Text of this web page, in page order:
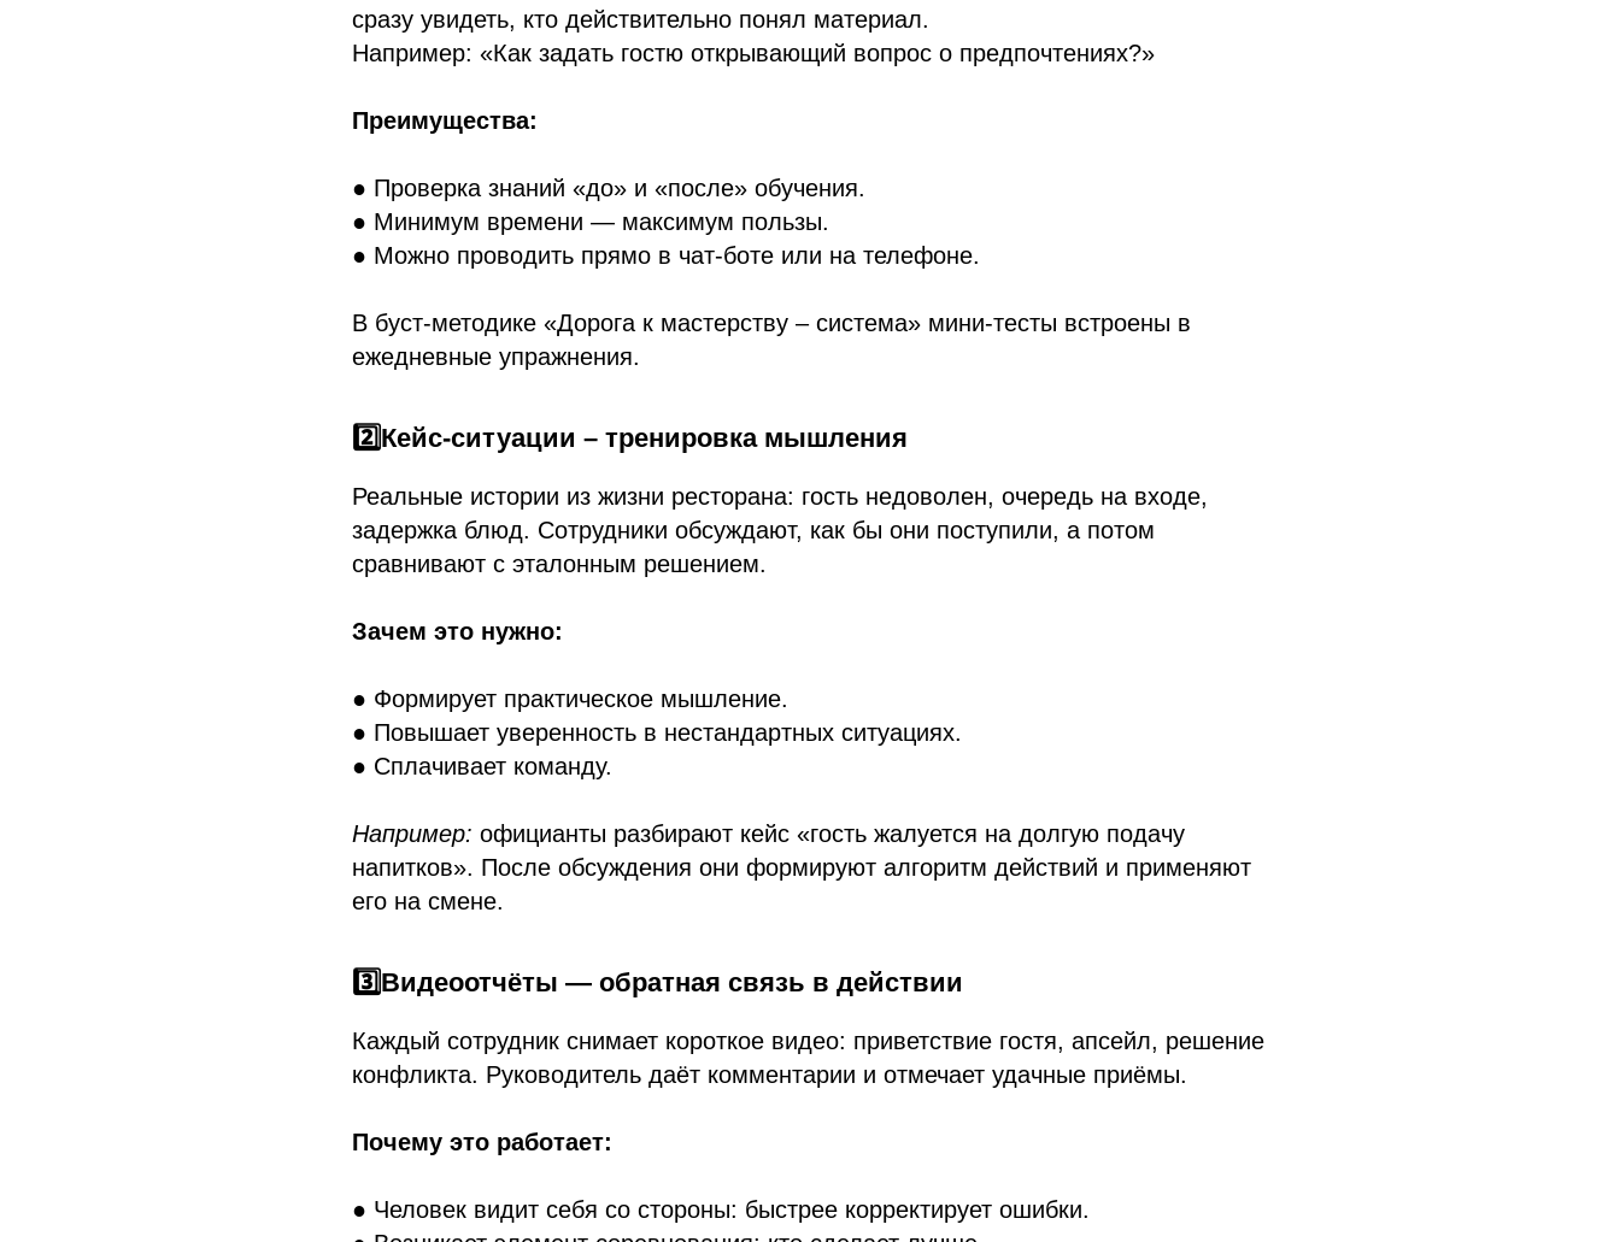
сразу увидеть, кто действительно понял материал.
Например: «Как задать гостю открывающий вопрос о предпочтениях?»
Преимущества:
● Проверка знаний «до» и «после» обучения.
● Минимум времени — максимум пользы.
● Можно проводить прямо в чат-боте или на телефоне.
В буст-методике «Дорога к мастерству – система» мини-тесты встроены в
ежедневные упражнения.
2️⃣Кейс-ситуации – тренировка мышления
Реальные истории из жизни ресторана: гость недоволен, очередь на входе,
задержка блюд. Сотрудники обсуждают, как бы они поступили, а потом
сравнивают с эталонным решением.
Зачем это нужно:
● Формирует практическое мышление.
● Повышает уверенность в нестандартных ситуациях.
● Сплачивает команду.
Например: официанты разбирают кейс «гость жалуется на долгую подачу
напитков». После обсуждения они формируют алгоритм действий и применяют
его на смене.
3️⃣Видеоотчёты — обратная связь в действии
Каждый сотрудник снимает короткое видео: приветствие гостя, апсейл, решение
конфликта. Руководитель даёт комментарии и отмечает удачные приёмы.
Почему это работает:
● Человек видит себя со стороны: быстрее корректирует ошибки.